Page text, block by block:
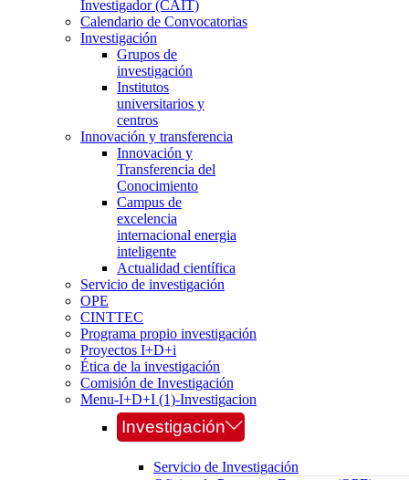
Investigador (CAIT)
Calendario de Convocatorias
Investigación
Grupos de
investigación
Institutos
universitarios y
centros
Innovación y transferencia
Innovación y
Transferencia del
Conocimiento
Campus de
excelencia
internacional energia
inteligente
Actualidad científica
Servicio de investigación
OPE
CINTTEC
Programa propio investigación
Proyectos I+D+i
Ética de la investigación
Comisión de Investigación
Menu-I+D+I (1)-Investigacion
Investigación
Servicio de Investigación